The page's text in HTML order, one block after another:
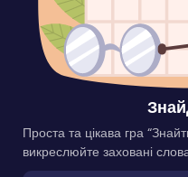
Проста та цікава гра
викреслюйте заховані